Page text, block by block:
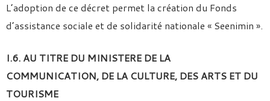
L’adoption de ce décret permet la création du Fonds
d’assistance sociale et de solidarité nationale « Seenimin ».
I.6. AU TITRE DU MINISTERE DE LA
COMMUNICATION, DE LA CULTURE, DES ARTS ET DU
TOURISME